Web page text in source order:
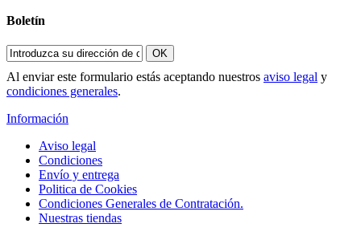
Boletín
OK
Al enviar este formulario estás aceptando nuestros aviso legal y
condiciones generales.
Información
Aviso legal
Condiciones
Envío y entrega
Politica de Cookies
Condiciones Generales de Contratación.
Nuestras tiendas